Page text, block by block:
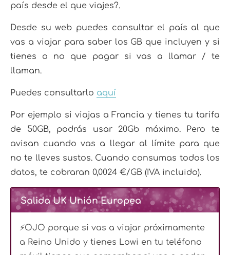
país desde el que viajes?.
Desde su web puedes consultar el país al que
vas a viajar para saber los GB que incluyen y si
tienes o no que pagar si vas a llamar / te
llaman.
Puedes consultarlo aquí
Por ejemplo si viajas a Francia y tienes tu tarifa
de 50GB, podrás usar 20Gb máximo. Pero te
avisan cuando vas a llegar al límite para que
no te lleves sustos. Cuando consumas todos los
datos, te cobraran 0,0024 €/GB (IVA incluido).
Salida UK Unión Europea
⚡OJO porque si vas a viajar próximamente
a Reino Unido y tienes Lowi en tu teléfono